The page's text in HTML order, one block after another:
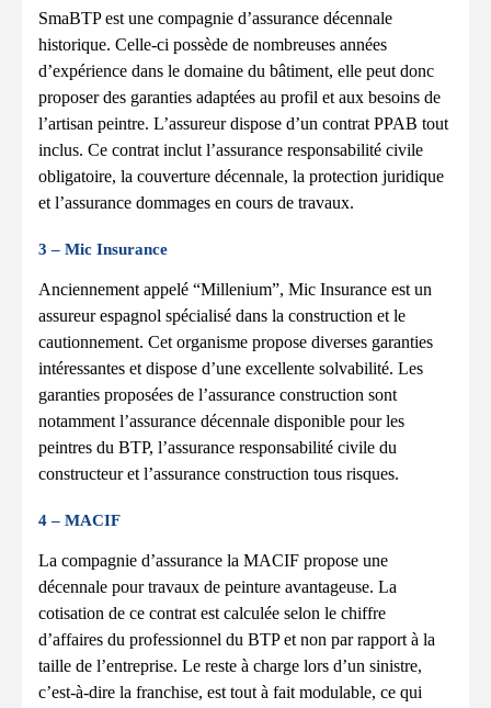
SmaBTP est une compagnie d’assurance décennale
historique. Celle-ci possède de nombreuses années
d’expérience dans le domaine du bâtiment, elle peut donc
proposer des garanties adaptées au profil et aux besoins de
l’artisan peintre. L’assureur dispose d’un contrat PPAB tout
inclus. Ce contrat inclut l’assurance responsabilité civile
obligatoire, la couverture décennale, la protection juridique
et l’assurance dommages en cours de travaux.
3 – Mic Insurance
Anciennement appelé “Millenium”, Mic Insurance est un
assureur espagnol spécialisé dans la construction et le
cautionnement. Cet organisme propose diverses garanties
intéressantes et dispose d’une excellente solvabilité. Les
garanties proposées de l’assurance construction sont
notamment l’assurance décennale disponible pour les
peintres du BTP, l’assurance responsabilité civile du
constructeur et l’assurance construction tous risques.
4 – MACIF
La compagnie d’assurance la MACIF propose une
décennale pour travaux de peinture avantageuse. La
cotisation de ce contrat est calculée selon le chiffre
d’affaires du professionnel du BTP et non par rapport à la
taille de l’entreprise. Le reste à charge lors d’un sinistre,
c’est-à-dire la franchise, est tout à fait modulable, ce qui